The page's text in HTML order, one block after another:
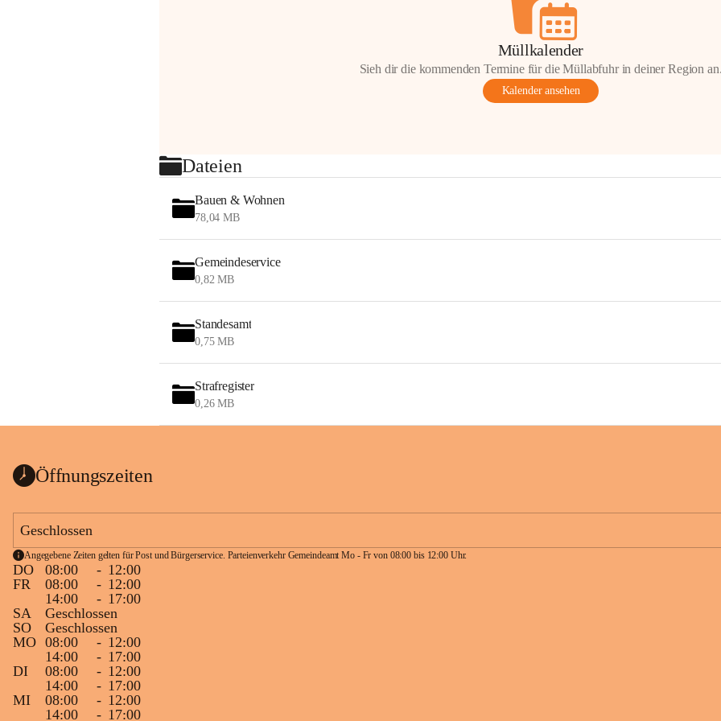
Müllkalender
Sieh dir die kommenden Termine für die Müllabfuhr in deiner Region
Kalender ansehen
Dateien
Bauen & Wohnen
78,04 MB
Gemeindeservice
0,82 MB
Standesamt
0,75 MB
Strafregister
0,26 MB
Öffnungszeiten
Geschlossen
Angegebene Zeiten gelten für Post und Bürgerservice. Parteienverkehr Gemeindeamt Mo - Fr von 08:00 bis 12:00 Uhr.
DO 08:00 - 12:00
FR
08:00 - 12:00
14:00
- 17:00
SA
Geschlossen
SO
Geschlossen
MO 08:00 - 12:00
14:00
- 17:00
DI
08:00 - 12:00
14:00
- 17:00
MI
08:00 - 12:00
14:00
- 17:00